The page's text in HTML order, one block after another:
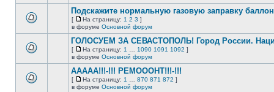
сообщений.
этой
непрочитанных
сообщений.
страницу
этой
непрочитанных
Подскажите нормальную газовую заправку
[
На
страницу
На страницу: 1 2 3 ]
в форуме Основной форум
этой
непрочитанных
ГОЛОСУЕМ ЗА СЕВАСТОПОЛЬ! Город России.
[
На
страницу
На страницу: 1 1090 1091 1092 ]
в форуме Основной форум
ААААА!!!-!!! РЕМОООНТ!!!-!!!
[
На
На страницу: 1 870 871 872 ]
в форуме Основной форум